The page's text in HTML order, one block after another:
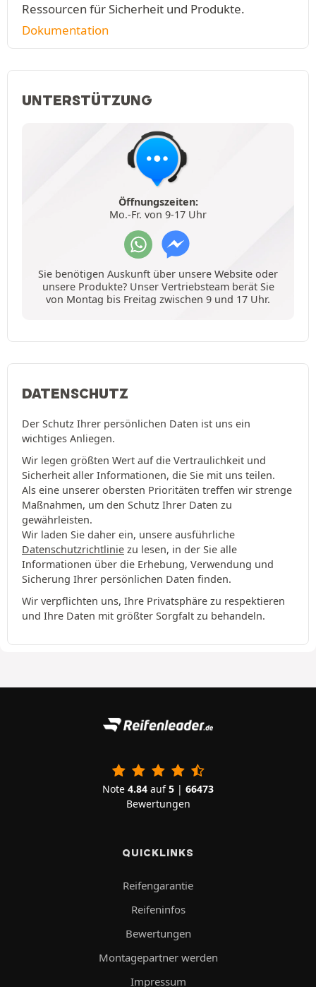
Ressourcen für Sicherheit und Produkte.
Dokumentation
UNTERSTÜTZUNG
Öffnungszeiten:
Mo.-Fr. von 9-17 Uhr
Sie benötigen Auskunft über unsere Website oder
unsere Produkte? Unser Vertriebsteam berät Sie
von Montag bis Freitag zwischen 9 und 17 Uhr.
DATENSCHUTZ
Der Schutz Ihrer persönlichen Daten ist uns ein
wichtiges Anliegen.
Wir legen größten Wert auf die Vertraulichkeit und
Sicherheit aller Informationen, die Sie mit uns teilen.
Als eine unserer obersten Prioritäten treffen wir strenge
Maßnahmen, um den Schutz Ihrer Daten zu
gewährleisten.
Wir laden Sie daher ein, unsere ausführliche
Datenschutzrichtlinie zu lesen, in der Sie alle
Informationen über die Erhebung, Verwendung und
Sicherung Ihrer persönlichen Daten finden.
Wir verpflichten uns, Ihre Privatsphäre zu respektieren
und Ihre Daten mit größter Sorgfalt zu behandeln.
Note 4.84 auf5 | 66473
Bewertungen
QUICKLINKS
Reifengarantie
Reifeninfos
Bewertungen
Montagepartner werden
Impressum